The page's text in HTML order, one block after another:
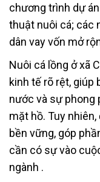
chương trình dự
thuật nuôi cá; các
dân vay vốn mở
Nuôi cá lồng ở xã
kinh tế rõ rệt, giúp
nước và sự phong
mặt hồ. Tuy
bền vững, góp
cần có sự vào
ngành .